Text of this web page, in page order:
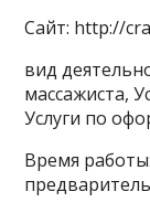
Сайт: http://
вид
массажиста,
Услуги по
Время